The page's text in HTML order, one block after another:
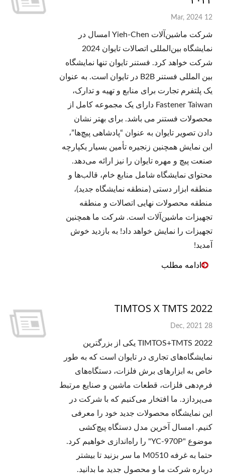
12 Mar, 2024
شرکت ماشین‌آلات Yieh-Chen امسال در
نمایشگاه بین‌المللی اتصالات تایوان 2024
شرکت خواهد کرد. فستنر تایوان تنها نمایشگاه
بین المللی فستنر B2B در تایوان است. به عنوان
یک پلتفرم تجارت برای منابع و تهیه و تدارک،
Fastener Taiwan دارای یک مجموعه کامل از
محصولات فستنر می باشد. برای بهتر نشان
دادن تصویر تایوان به عنوان “پادشاهی پیچ‌ها”،
این نمایش همچنین زنجیره تأمین بسیار یکپارچه
صنعت پیچ و مهره تایوان را نیز ارائه می‌دهد.
محتوای نمایشگاه شامل منابع خام، قالب‌ها و
منطقه ابزار دستی (منطقه نمایشگاه جدید)،
منطقه محصولات نهایی اتصالات و منطقه
تجهیزات ماشین‌آلات است. شرکت ما همچنین
تجهیزات را نمایش خواهد داد! به بازدید خوش
آمدید!
ادامه مطلب
TIMTOS X TMTS 2022
28 Dec, 2021
TIMTOS+TMTS 2022 یکی از بزرگترین
نمایشگاه‌های تجاری در تایوان است که به طور
خاص به ابزارهای برش فلزات، دستگاه‌های
فرم‌دهی فلزات، قطعات ماشین و صنایع مرتبط
می‌پردازد. ما افتخار می‌کنیم که با شرکت در
این نمایشگاه محصولات جدید خود را معرفی
کنیم. امسال آخرین مدل دستگاه پیچ‌کشی
موضوع "YC-970P" را راه‌اندازی خواهیم کرد.
حتما به غرفه M0510 ما سر بزنید تا بیشتر
درباره شرکت ما و محصول جدید ما بدانید.